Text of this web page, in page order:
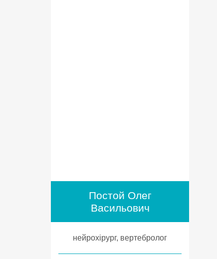
Постой Олег
Васильович
нейрохірург, вертебролог